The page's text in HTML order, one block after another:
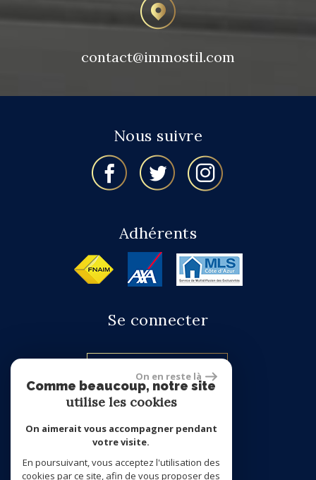
contact@immostil.com
Nous suivre
Adhérents
Se connecter
Espace propriétaire
site réalisé par
On en reste là
Comme beaucoup, notre site
utilise les cookies
On aimerait vous accompagner pendant
votre visite.
En poursuivant, vous acceptez l'utilisation des
cookies par ce site, afin de vous proposer des